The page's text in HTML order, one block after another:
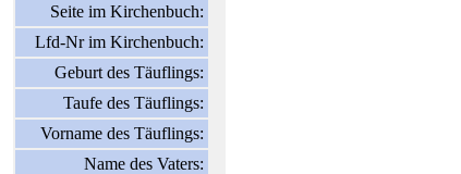
Seite im Kirchenbuch:
Lfd-Nr im Kirchenbuch:
Geburt des Täuflings:
Taufe des Täuflings:
Vorname des Täuflings:
Name des Vaters: